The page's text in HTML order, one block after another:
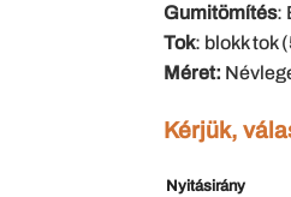
Gumitömítés:
Tok: blokk tok
Méret:
Kérjük,
Nyitásirány